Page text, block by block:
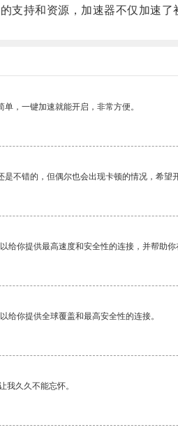
持和资源，加速器不仅加速了
，一键加速就能开启，非常方便。
不错的，但偶尔也会出现卡顿的情况，希望
给你提供最高速度和安全性的连接，并帮助你
给你提供全球覆盖和最高安全性的连接。
我久久不能忘怀。